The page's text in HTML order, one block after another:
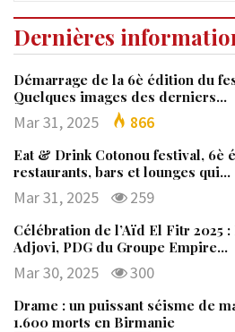
Dernières
Démarrage de la 6è édition du
Quelques images des derniers…
Mar 31, 2025 866
Eat & Drink Cotonou festival, 6è
restaurants, bars et lounges qui…
Mar 31, 2025 259
Célébration de l’Aïd El Fitr 2025
Adjovi, PDG du Groupe Empire…
Mar 30, 2025 300
Drame : un puissant séisme de
1.600 morts en Birmanie